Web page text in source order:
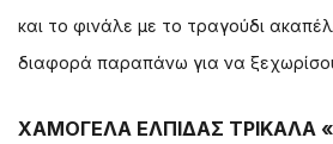
και το φινάλε με το τραγούδι
διαφορά παραπάνω για να
ΧΑΜΟΓΕΛΑ ΕΛΠΙΔΑΣ ΤΡΙΚΑΛΑ